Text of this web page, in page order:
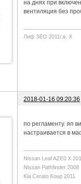
на днях при
вентиляция без
Лиф ЗЕО 2011г.в. Х
2018-01-16 09:20:36
по регламенту. яп
настраивается в
Nissan Leaf AZE0 X
Nissan Pathfinder 2008
Kia Cerato Koup 2011